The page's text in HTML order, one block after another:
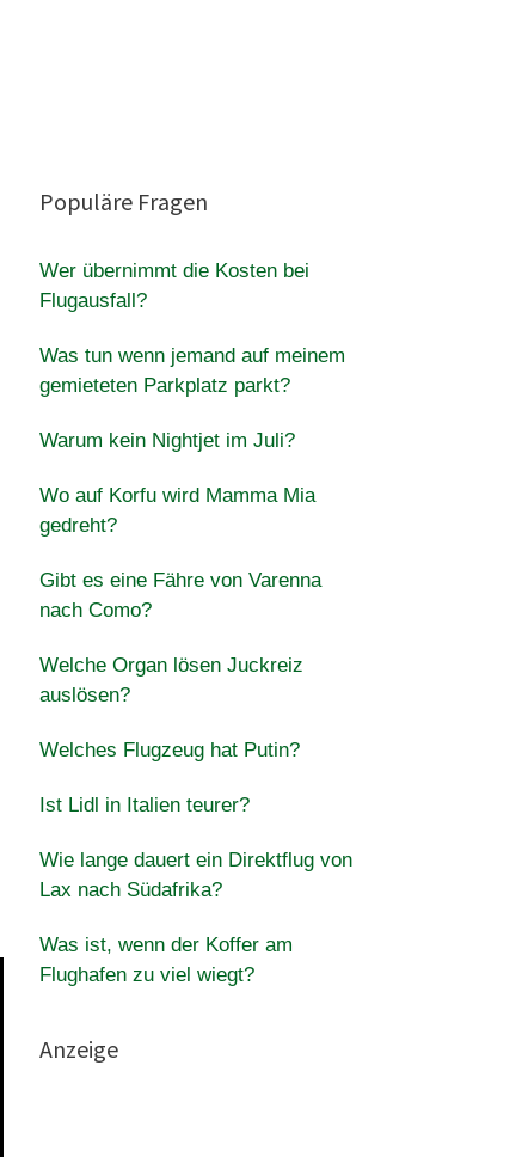
Populäre Fragen
Wer übernimmt die Kosten bei
Flugausfall?
Was tun wenn jemand auf meinem
gemieteten Parkplatz parkt?
Warum kein Nightjet im Juli?
Wo auf Korfu wird Mamma Mia
gedreht?
Gibt es eine Fähre von Varenna
nach Como?
Welche Organ lösen Juckreiz
auslösen?
Welches Flugzeug hat Putin?
Ist Lidl in Italien teurer?
Wie lange dauert ein Direktflug von
Lax nach Südafrika?
Was ist, wenn der Koffer am
Flughafen zu viel wiegt?
Anzeige